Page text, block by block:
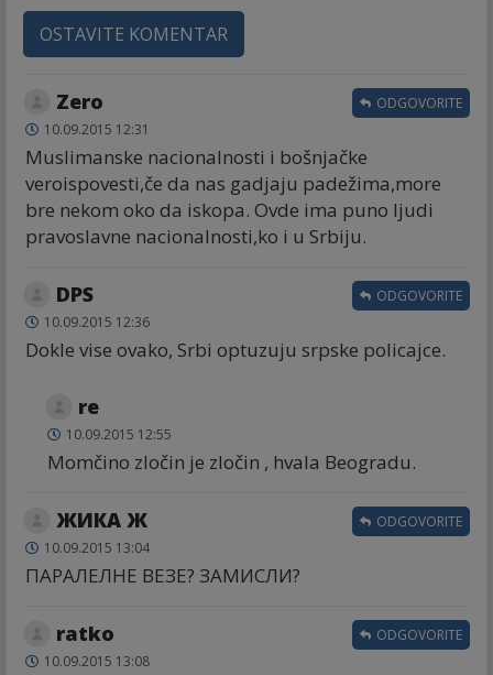
OSTAVITE KOMENTAR
Zero
10.09.2015 12:31
Muslimanske nacionalnosti i bošnjačke
veroispovesti,če da nas gadjaju padežima,more
bre nekom oko da iskopa. Ovde ima puno ljudi
pravoslavne nacionalnosti,ko i u Srbiju.
ODGOVORITE
DPS
10.09.2015 12:36
Dokle vise ovako, Srbi optuzuju srpske policajce.
ODGOVORITE
re
10.09.2015 12:55
Momčino zločin je zločin , hvala Beogradu.
ЖИКА Ж
10.09.2015 13:04
ПАРАЛЕЛНЕ ВЕЗЕ? ЗАМИСЛИ?
ODGOVORITE
ratko
10.09.2015 13:08
ODGOVORITE